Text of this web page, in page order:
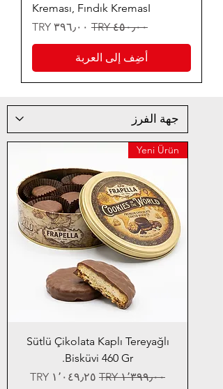
Kreması, Fındık KremasI
سعر عادي
سعر البيع
أضِف إلى العربة
Yeni Ürün
Sütlü Çikolata Kaplı Tereyağlı
Bisküvi 460 Gr.
سعر عادي
سعر البيع